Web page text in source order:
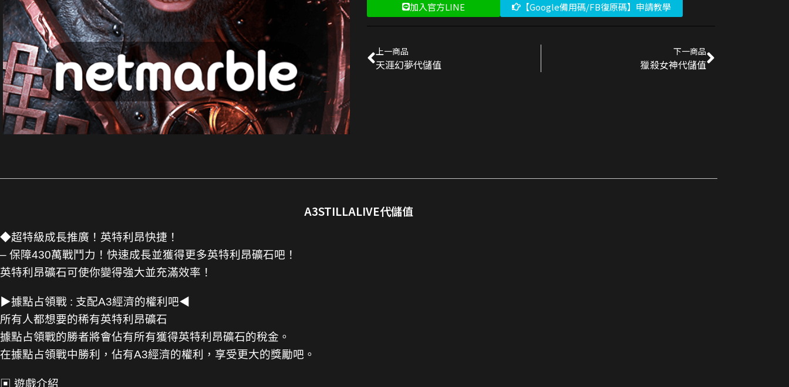
加入官方LINE 【Google備用碼/FB復原碼】申請教學
上一商品
天涯幻夢代儲值
下一商品
獵殺女神代儲值
A3STILLALIVE代儲值
◆超特級成長推廣！英特利昂快捷！
– 保障430萬戰鬥力！快速成長並獲得更多英特利昂礦石吧！
英特利昂礦石可使你變得強大並充滿效率！
▶據點占領戰 : 支配A3經濟的權利吧◀
所有人都想要的稀有英特利昂礦石
據點占領戰的勝者將會佔有所有獲得英特利昂礦石的稅金。
在據點占領戰中勝利，佔有A3經濟的權利，享受更大的獎勵吧。
▣ 遊戲介紹